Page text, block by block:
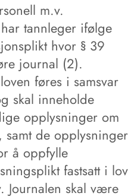
m.v.
tannleger ifølge
hvor § 39
journal (2).
føres i samsvar
skal inneholde
opplysninger om
samt de opplysninger
å oppfylle
fastsatt i lov
Journalen skal være